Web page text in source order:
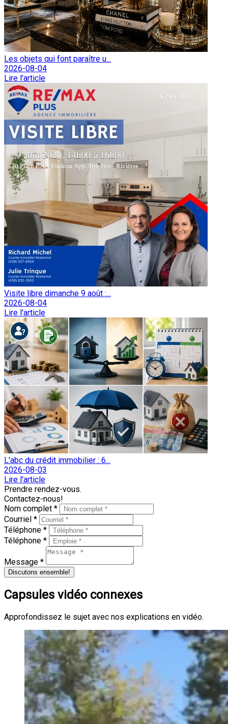
Les objets qui font paraître u...
2026-08-04
Lire l'article
Visite libre dimanche 9 août :...
2026-08-04
Lire l'article
L'abc du crédit immobilier : 6...
2026-08-03
Lire l'article
Prendre rendez-vous.
Contactez-nous!
Nom complet *
Courriel *
Téléphone *
Téléphone *
Message *
Discutons ensemble!
Capsules vidéo connexes
Approfondissez le sujet avec nos explications en vidéo.